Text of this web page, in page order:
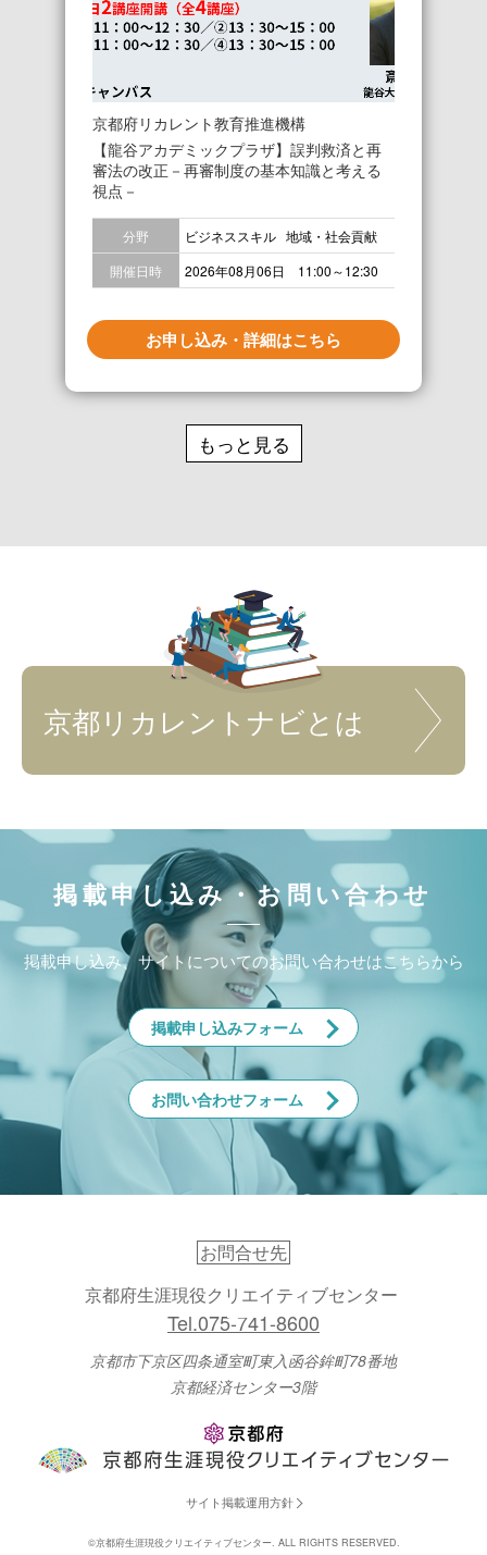
京都府リカレント教育推進機構
【龍谷アカデミックプラザ】誤判救済と再
審法の改正－再審制度の基本知識と考える
視点－
分野 ビジネススキル 地域・社会貢献
開催日時
2026年08月06日 11:00～12:30
お申し込み・詳細はこちら
もっと見る
京都リカレントナビとは
掲載申し込み・お問い合わせ
掲載申し込み、サイトについてのお問い合わせはこちらから
掲載申し込みフォーム
お問い合わせフォーム
お問合せ先
京都府生涯現役クリエイティブセンター
Tel.075-741-8600
京都市下京区四条通室町東入函谷鉾町78番地
京都経済センター3階
サイト掲載運用方針
©京都府生涯現役クリエイティブセンター. ALL RIGHTS RESERVED.